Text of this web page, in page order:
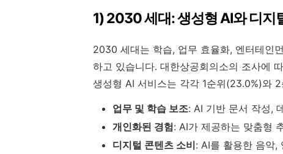
1) 2030 세대: 생성형 AI와 디지
2030 세대는 학습, 업무 효율화, 엔터테인
하고 있습니다. 대한상공회의소의 조사에
생성형 AI 서비스는 각각 1순위(23.0%)와
업무 및 학습 보조: AI 기반 문서 작성,
개인화된 경험: AI가 제공하는 맞춤형
디지털 콘텐츠 소비: AI를 활용한 음악,